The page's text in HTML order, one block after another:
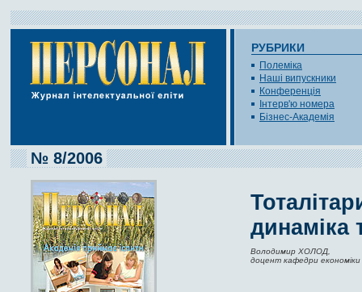
РУБРИКИ
Полеміка
Наші випускники
Конференція
Інтерв'ю номера
Бізнес-Академія
№ 8/2006
динаміка
Володимир ХОЛОД,
доцент кафедри